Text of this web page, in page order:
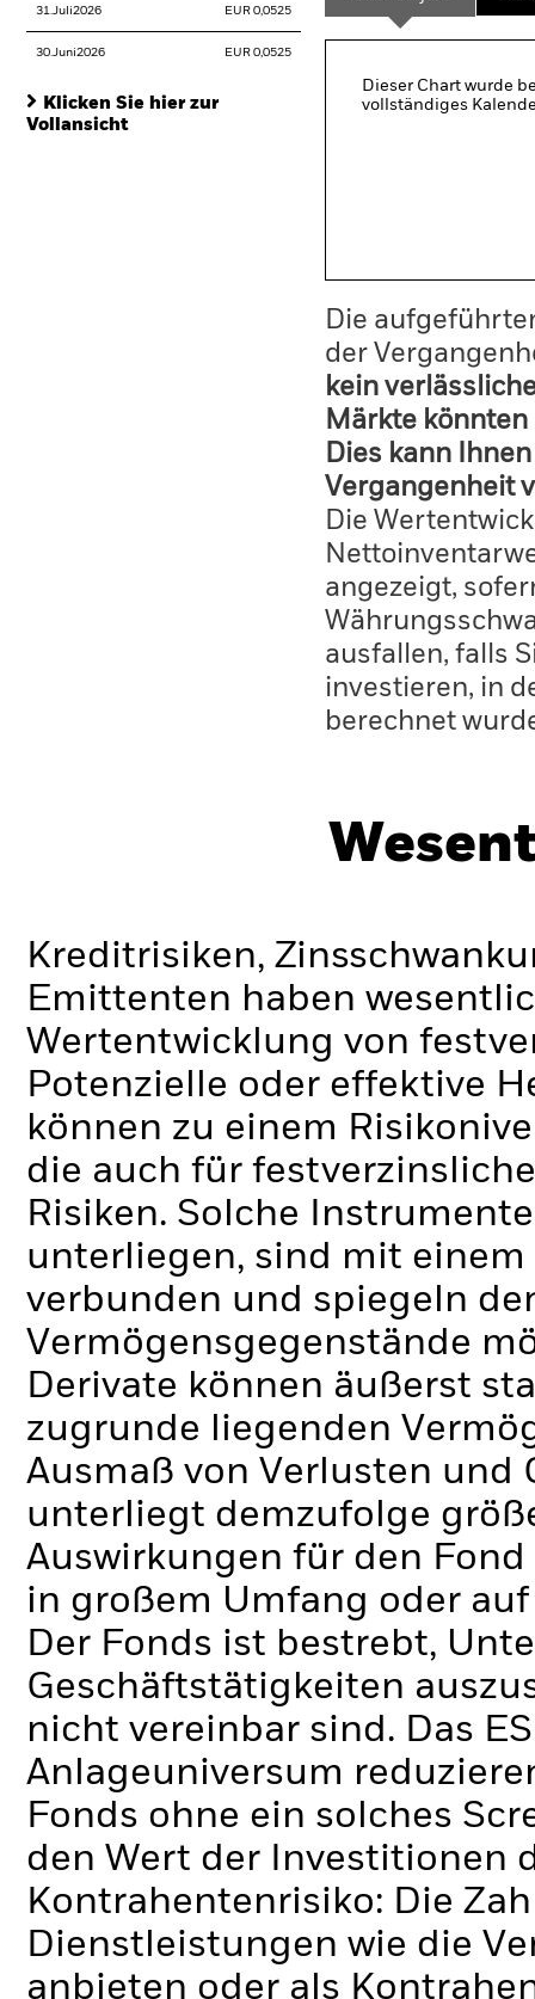
31.Juli2026 EUR 0,0525
30.Juni2026 EUR 0,0525
Klicken Sie hier zur
Vollansicht
Dieser Chart wurde
vollständiges
Die
der
kein
Märkte
Dies kann
Vergangenheit
Die
angezeigt,
ausfallen, falls
investieren, in
berechnet
Kreditrisiken,
Emittenten haben
Wertentwicklung von
Potenzielle oder effektive
können zu einem
die auch für
Risiken. Solche
unterliegen, sind mit
verbunden und spiegeln
Vermögensgegenstände
Derivate können äußerst
zugrunde liegenden
Ausmaß von Verlusten und
unterliegt demzufolge
Auswirkungen für den
in großem Umfang oder
Der Fonds ist bestrebt,
Geschäftstätigkeiten
nicht vereinbar sind. Das
Anlageuniversum
Fonds ohne ein solches
den Wert der Investitionen
Kontrahentenrisiko: Die
Dienstleistungen wie die
anbieten oder als